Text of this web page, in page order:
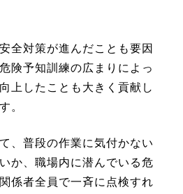
全対策が進んだことも要因
険予知訓練の広まりによっ
上したことも大きく貢献し
。
、普段の作業に気付かない
か、職場内に潜んでいる危
係者全員で一斉に点検すれ